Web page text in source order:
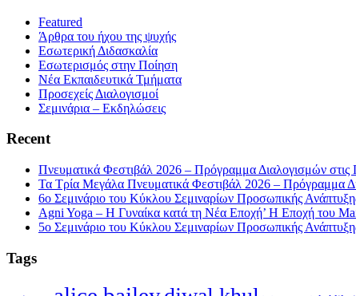
Featured
Άρθρα του ήχου της ψυχής
Εσωτερική Διδασκαλία
Εσωτερισμός στην Ποίηση
Νέα Εκπαιδευτικά Τμήματα
Προσεχείς Διαλογισμοί
Σεμινάρια – Εκδηλώσεις
Recent
Πνευματικά Φεστιβάλ 2026 – Πρόγραμμα Διαλογισμών στις
Τα Τρία Μεγάλα Πνευματικά Φεστιβάλ 2026 – Πρόγραμμα
6ο Σεμινάριο του Κύκλου Σεμιναρίων Προσωπικής
Agni Yoga – Η Γυναίκα κατά τη Νέα Εποχή’ Η Εποχή του
5ο Σεμινάριο του Κύκλου Σεμιναρίων Προσωπικής
Tags